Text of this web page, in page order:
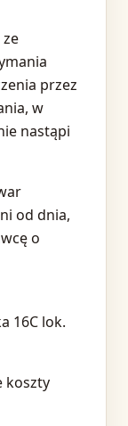
przez
w
nastąpi
od dnia,
o
16C lok.
koszty